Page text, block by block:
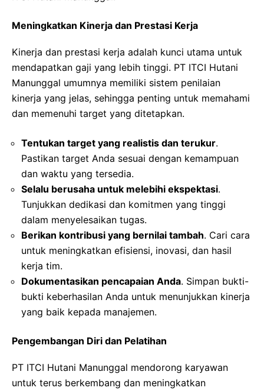
Meningkatkan Kinerja dan Prestasi Kerja
Kinerja dan prestasi kerja adalah kunci utama untuk
mendapatkan gaji yang lebih tinggi. PT ITCI Hutani
Manunggal umumnya memiliki sistem penilaian
kinerja yang jelas, sehingga penting untuk memahami
dan memenuhi target yang ditetapkan.
Tentukan target yang realistis dan terukur.
Pastikan target Anda sesuai dengan kemampuan
dan waktu yang tersedia.
Selalu berusaha untuk melebihi ekspektasi.
Tunjukkan dedikasi dan komitmen yang tinggi
dalam menyelesaikan tugas.
Berikan kontribusi yang bernilai tambah. Cari cara
untuk meningkatkan efisiensi, inovasi, dan hasil
kerja tim.
Dokumentasikan pencapaian Anda. Simpan bukti-
bukti keberhasilan Anda untuk menunjukkan kinerja
yang baik kepada manajemen.
Pengembangan Diri dan Pelatihan
PT ITCI Hutani Manunggal mendorong karyawan
untuk terus berkembang dan meningkatkan